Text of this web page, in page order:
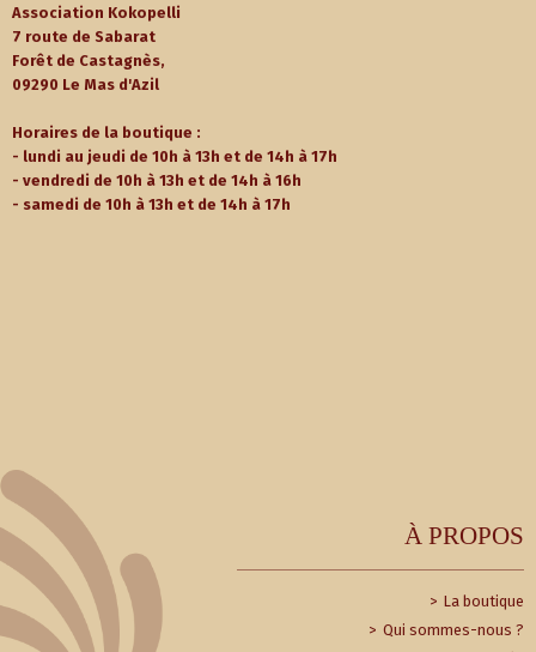
À PROPOS
La boutique
Qui sommes-nous ?
Association Kokopelli
7 route de Sabarat
Forêt de Castagnès,
09290 Le Mas d'Azil
Horaires de la boutique :
- lundi au jeudi de 10h à 13h et de 14h à 17h
- vendredi de 10h à 13h et de 14h à 16h
- samedi de 10h à 13h et de 14h à 17h